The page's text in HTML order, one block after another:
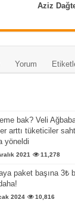
Aziz
Yorum
bak? Veli
arttı tüketiciler
yöneldi
2021 11,278
paket başına 3₺
2024 10,816